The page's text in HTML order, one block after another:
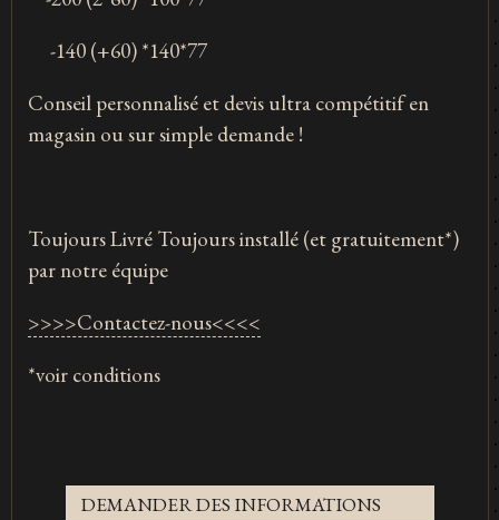
-140 (+60) *140*77
Conseil personnalisé et devis ultra compétitif en
magasin ou sur simple demande !
Toujours Livré Toujours installé (et gratuitement*)
par notre équipe
>>>>Contactez-nous<<<<
*voir conditions
DEMANDER DES INFORMATIONS